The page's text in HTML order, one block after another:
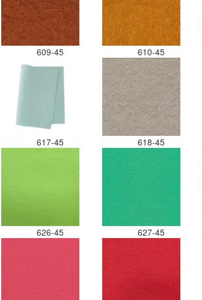
609-45 610-45
617-45 618-45
626-45 627-45